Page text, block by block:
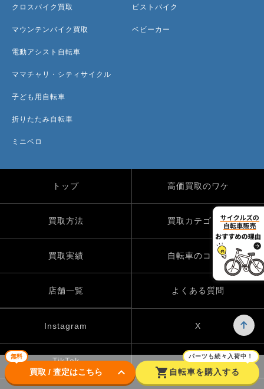
無料
買取 / 査定はこちら keyboard_arrow_down shopping_cart
パーツも続々入荷中！
自転車を購入する
クロスバイク買取
マウンテンバイク買取
電動アシスト自転車
ママチャリ・シティサイクル
子ども用自転車
折りたたみ自転車
ミニベロ
ピストバイク
ベビーカー
トップ 高価買取のワケ
買取方法 買取カテゴリー
買取実績 自転車のコラム
店舗一覧 よくある質問
Instagram X
TikTok